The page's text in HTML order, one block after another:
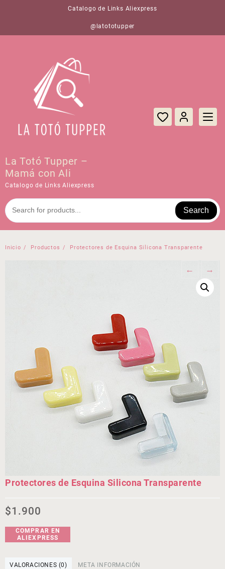
Catalogo de Links Aliexpress
@latototupper
La Totó Tupper –
Mamá con Ali
Catalogo de Links Aliexpress
Search
Inicio Productos Protectores de Esquina Silicona Transparente
← →
Protectores de Esquina Silicona Transparente
$1.900
COMPRAR EN
ALIEXPRESS
VALORACIONES (0) META INFORMACIÓN